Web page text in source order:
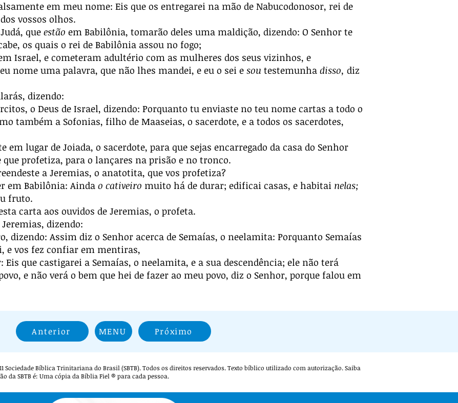
em meu nome: Eis que os entregarei na mão de Nabucodonosor, rei de
vossos olhos.
que estão em Babilônia, tomarão deles uma maldição, dizendo: O Senhor te
os quais o rei de Babilônia assou no fogo;
Israel, e cometeram adultério com as mulheres dos seus vizinhos, e
nome uma palavra, que não lhes mandei, e eu o sei e sou testemunha disso, diz
dizendo:
o Deus de Israel, dizendo: Porquanto tu enviaste no teu nome cartas a todo o
também a Sofonias, filho de Maaseias, o sacerdote, e a todos os sacerdotes,
em lugar de Joiada, o sacerdote, para que sejas encarregado da casa do Senhor
profetiza, para o lançares na prisão e no tronco.
a Jeremias, o anatotita, que vos profetiza?
em Babilônia: Ainda o cativeiro muito há de durar; edificai casas, e habitai nelas;
fruto.
carta aos ouvidos de Jeremias, o profeta.
dizendo:
dizendo: Assim diz o Senhor acerca de Semaías, o neelamita: Porquanto Semaías
e vos fez confiar em mentiras,
que castigarei a Semaías, o neelamita, e a sua descendência; ele não terá
e não verá o bem que hei de fazer ao meu povo, diz o Senhor, porque falou em
Anterior MENU Próximo
Sociedade Bíblica Trinitariana do Brasil (SBTB). Todos os direitos reservados. Texto bíblico utilizado com autorização. Saiba
da SBTB é: Uma cópia da Bíblia Fiel ® para cada pessoa.